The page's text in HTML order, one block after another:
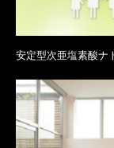
安定型次亜塩素酸ナ